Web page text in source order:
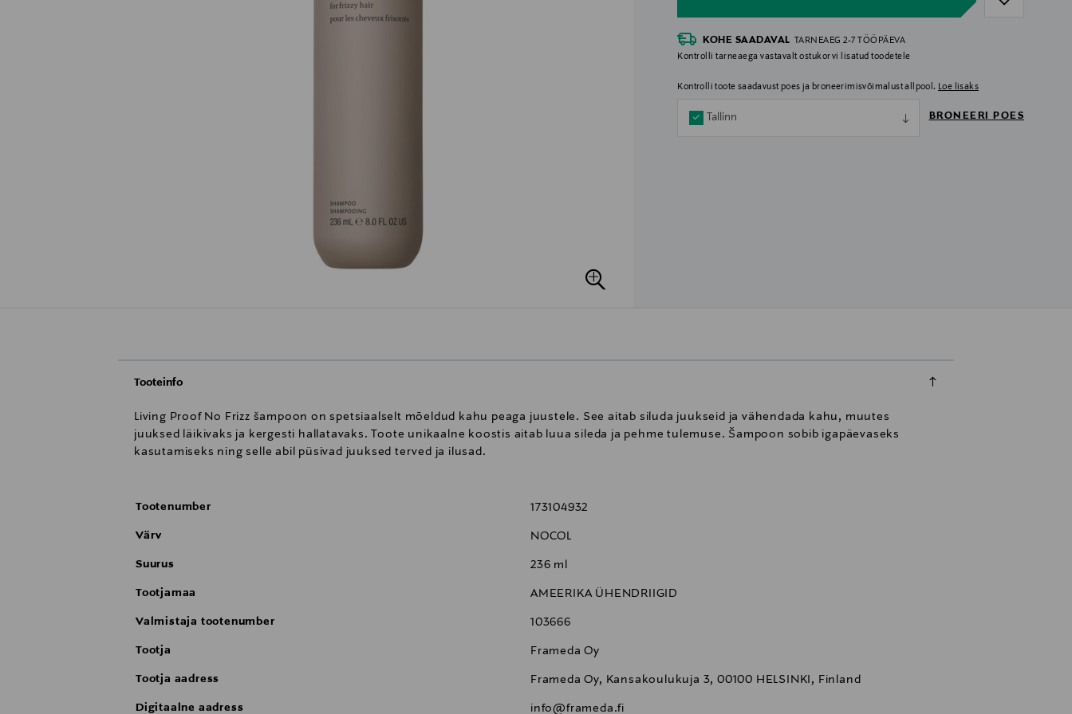
KOHE SAADAVAL TARNEAEG 2-7 TÖÖPÄEVA
Kontrolli tarneaega vastavalt ostukorvi lisatud toodetele
Kontrolli toote saadavust poes ja broneerimisvõimalust allpool. Loe lisaks
Tallinn BRONEERI POES
Tooteinfo
Living Proof No Frizz šampoon on spetsiaalselt mõeldud kahu peaga juustele. See aitab siluda juukseid ja vähendada kahu, muutes
juuksed läikivaks ja kergesti hallatavaks. Toote unikaalne koostis aitab luua sileda ja pehme tulemuse. Šampoon sobib igapäevaseks
kasutamiseks ning selle abil püsivad juuksed terved ja ilusad.
Tootenumber 173104932
Värv NOCOL
Suurus 236 ml
Tootjamaa AMEERIKA ÜHENDRIIGID
Valmistaja tootenumber 103666
Tootja Frameda Oy
Tootja aadress Frameda Oy, Kansakoulukuja 3, 00100 HELSINKI, Finland
Digitaalne aadress info@frameda.fi